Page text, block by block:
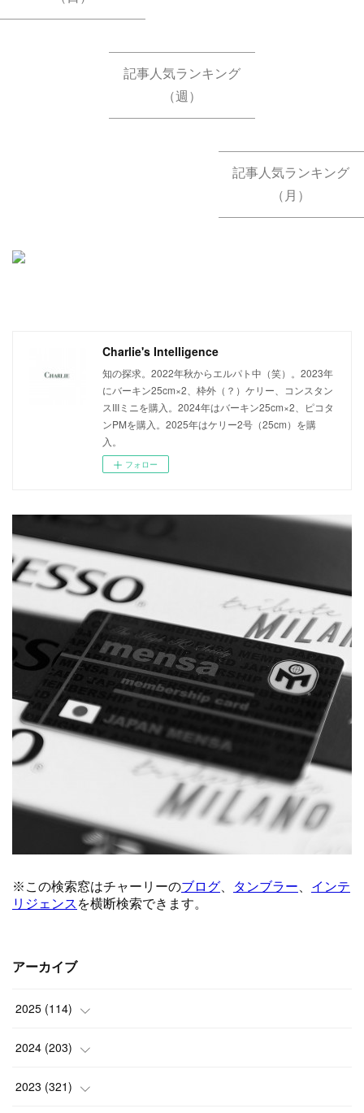
記事人気ランキング
（週）
記事人気ランキング
（月）
Charlie's Intelligence
知の探求。2022年秋からエルパト中（笑）。2023年
にバーキン25cm×2、枠外（？）ケリー、コンスタン
スIIIミニを購入。2024年はバーキン25cm×2、ピコタ
ンPMを購入。2025年はケリー2号（25cm）を購
入。
フォロー
アーカイブ
2025 (114)
(1)
(8)
2024 (203)
(24)
2023 (321)